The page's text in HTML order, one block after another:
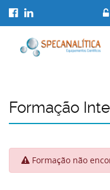
Formação
Formação não